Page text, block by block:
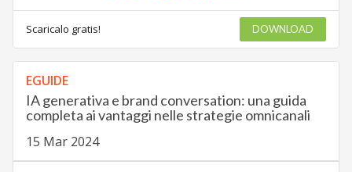
Scaricalo gratis! DOWNLOAD
EGUIDE
IA generativa e brand conversation: una guida
completa ai vantaggi nelle strategie omnicanali
15 Mar 2024